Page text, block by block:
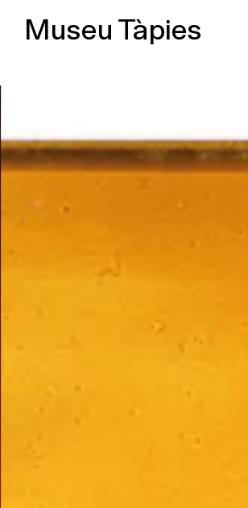
Museu Tàpies